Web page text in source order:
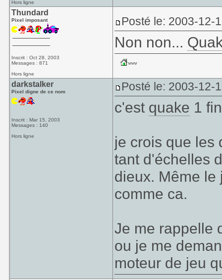
Hors ligne
Thundard
Pixel imposant
Inscrit : Oct 28, 2003
Messages : 871
Hors ligne
Posté le: 2003-12-
Non non...
darkstalker
Pixel digne de ce nom
Inscrit : Mar 15, 2003
Messages : 140
Hors ligne
Posté le: 2003-12-
c'est quake 1
je crois que les
tant d'échelles
dieux. Même le
comme ca.
Je me rappelle
ou je me
moteur de jeu